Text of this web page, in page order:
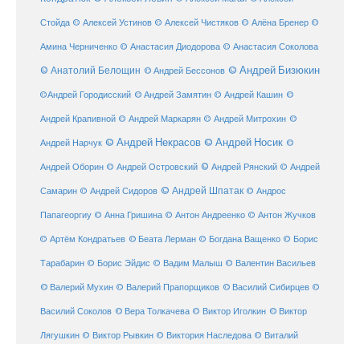
Стойда © Алексей Устинов © Алексей Чистяков © Алёна Бренер ©
Амина Черниченко © Анастасия Диодорова © Анастасия Соколова
© Анатолий Белощин © Андрей Бессонов © Андрей Бизюкин
©Андрей Городисский © Андрей Замятин © Андрей Кашин ©
Андрей Крапивной © Андрей Маркарян © Андрей Митрохин ©
Андрей Нарчук © Андрей Некрасов © Андрей Носик ©
Андрей Оборин © Андрей Островский © Андрей Рянский © Андрей
Самарин © Андрей Сидоров © Андрей Шпатак © Андрос
Папагеоргиу © Анна Гришина © Антон Андреенко © Антон Жучков
© Артём Кондратьев © Беата Лерман © Богдана Ващенко © Борис
Тарабарин © Борис Эйдис © Вадим Малыш © Валентин Васильев
© Валерий Мухин © Валерий Прапорщиков © Василий Сибирцев ©
Василий Соколов © Вера Толкачева © Виктор Иголкин © Виктор
Лягушкин © Виктор Рывкин © Виктория Наследова © Виталий